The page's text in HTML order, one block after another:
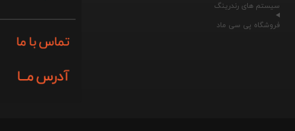
سیستم های رندرینگ
فروشگاه پی سی ماد